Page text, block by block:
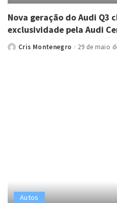
Nova geração do Audi Q3
exclusividade pela Audi
PostedCris Montenegro 29 de maio
Autos